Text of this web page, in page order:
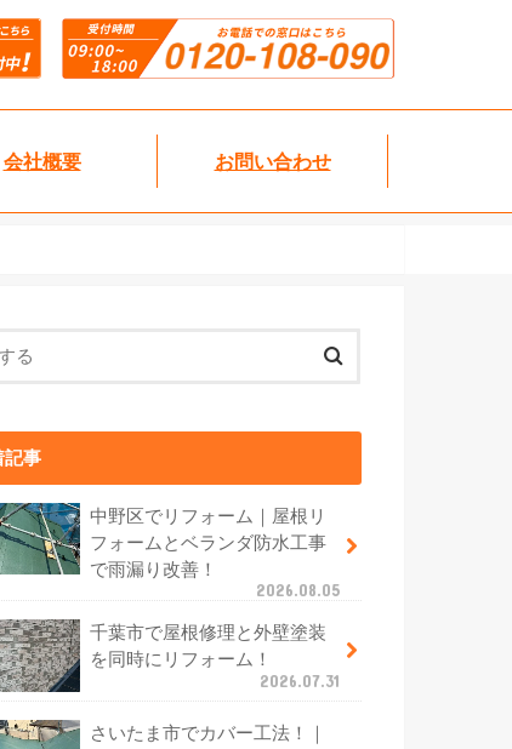
会社概要 お問い合わせ
記事
中野区でリフォーム｜屋根リ
フォームとベランダ防水工事
で雨漏り改善！
2026.08.05
千葉市で屋根修理と外壁塗装
を同時にリフォーム！
2026.07.31
さいたま市でカバー工法！｜